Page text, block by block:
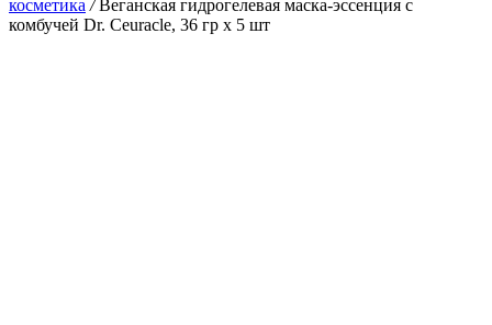
косметика / Веганская гидрогелевая маска-эссенция с
комбучей Dr. Ceuracle, 36 гр х 5 шт